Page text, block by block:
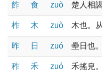
飵 食 zuò 楚人相
柞 木 zuò 木也。
昨 日 zuó 壘日也
秨 禾 zuó 禾搖皃